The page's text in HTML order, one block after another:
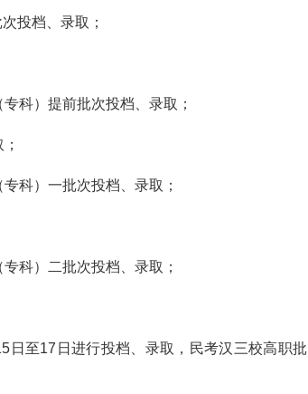
投档、录取；
科）提前批次投档、录取；
科）一批次投档、录取；
科）二批次投档、录取；
日至17日进行投档、录取，民考汉三校高职批